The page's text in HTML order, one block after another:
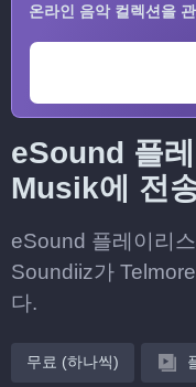
온라인 음악 컬렉션을
eSound 플
Musik에 전
eSound 플레이리
Soundiiz가
다.
무료 (하나씩)